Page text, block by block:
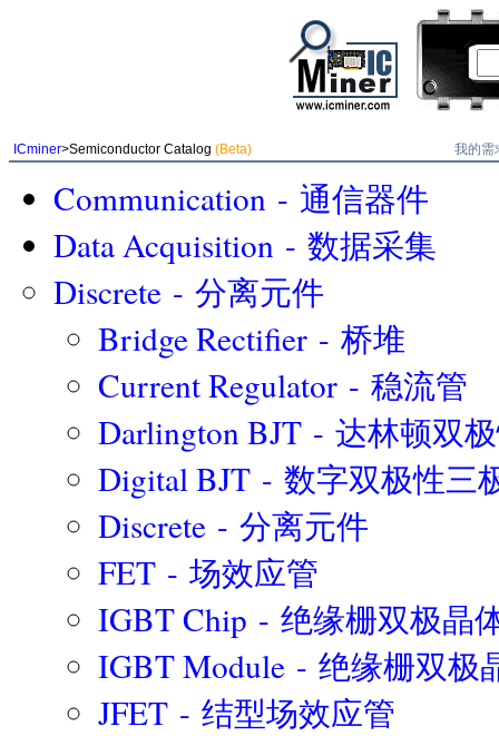
ICminer>Semiconductor Catalog (Beta) 我的需
Communication - 通信器件
Data Acquisition - 数据采集
Discrete - 分离元件
Bridge Rectifier - 桥堆
Current Regulator - 稳流管
Darlington BJT - 达林顿双
Digital BJT - 数字双极性三
Discrete - 分离元件
FET - 场效应管
IGBT Chip - 绝缘栅双极晶
IGBT Module - 绝缘栅双极
JFET - 结型场效应管